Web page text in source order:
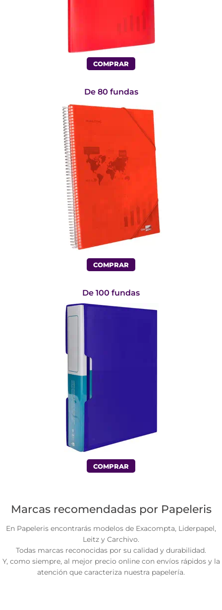
COMPRAR
De 80 fundas
COMPRAR
De 100 fundas
COMPRAR
Marcas recomendadas por Papeleris
En Papeleris encontrarás modelos de Exacompta, Liderpapel,
Leitz y Carchivo.
Todas marcas reconocidas por su calidad y durabilidad.
Y, como siempre, al mejor precio online con envíos rápidos y la
atención que caracteriza nuestra papelería.